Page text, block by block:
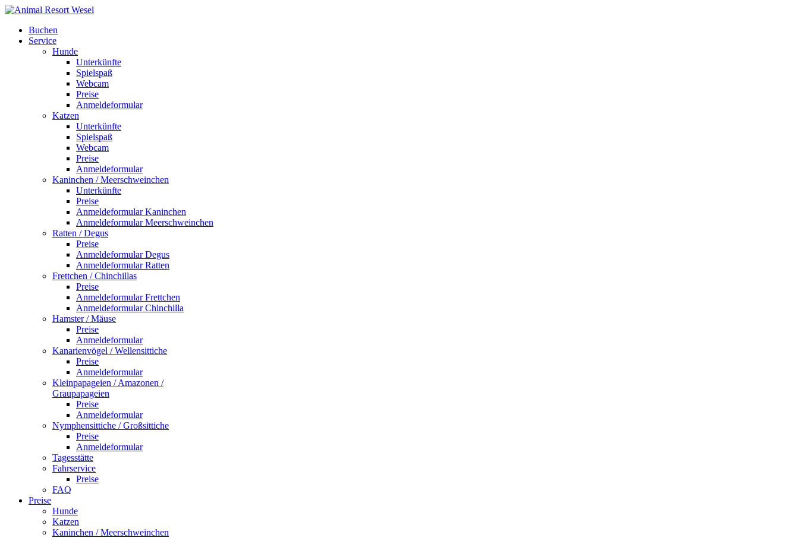
Buchen
Service
Hunde
Unterkünfte
Spielspaß
Webcam
Preise
Anmeldeformular
Katzen
Unterkünfte
Spielspaß
Webcam
Preise
Anmeldeformular
Kaninchen / Meerschweinchen
Unterkünfte
Preise
Anmeldeformular Kaninchen
Anmeldeformular Meerschweinchen
Ratten / Degus
Preise
Anmeldeformular Degus
Anmeldeformular Ratten
Frettchen / Chinchillas
Preise
Anmeldeformular Frettchen
Anmeldeformular Chinchilla
Hamster / Mäuse
Preise
Anmeldeformular
Kanarienvögel / Wellensittiche
Preise
Anmeldeformular
Kleinpapageien / Amazonen /
Graupapageien
Preise
Anmeldeformular
Nymphensittiche / Großsittiche
Preise
Anmeldeformular
Tagesstätte
Fahrservice
Preise
FAQ
Preise
Hunde
Katzen
Kaninchen / Meerschweinchen